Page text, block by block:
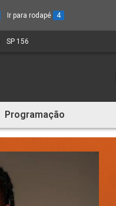
Ir para rodapé 4
(Link
SP 156
Programação